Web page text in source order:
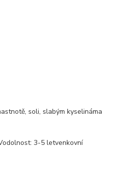
, soli, slabým kyselináma
odolnost: 3-5letvenkovní